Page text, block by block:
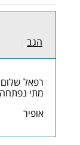
הגב
רפאל
מתי
אופיר